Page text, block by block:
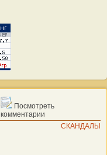
Посмотреть
комментарии
СКАНДАЛЫ